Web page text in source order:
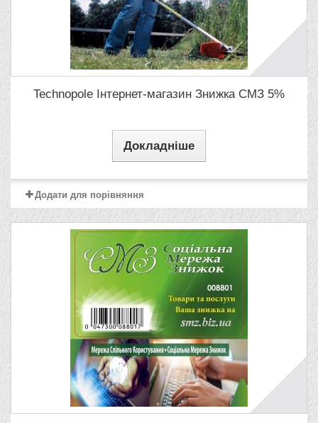
Technopole Інтернет-магазин Знижка СМЗ 5%
Докладніше
Додати для порівняння